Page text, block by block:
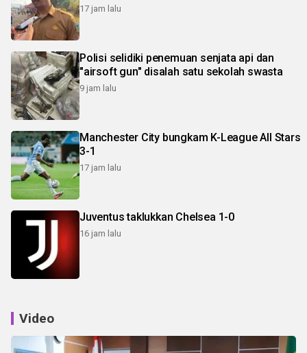
17 jam lalu
Polisi selidiki penemuan senjata api dan
"airsoft gun" disalah satu sekolah swasta
9 jam lalu
Manchester City bungkam K-League All Stars
3-1
17 jam lalu
Juventus taklukkan Chelsea 1-0
16 jam lalu
Video